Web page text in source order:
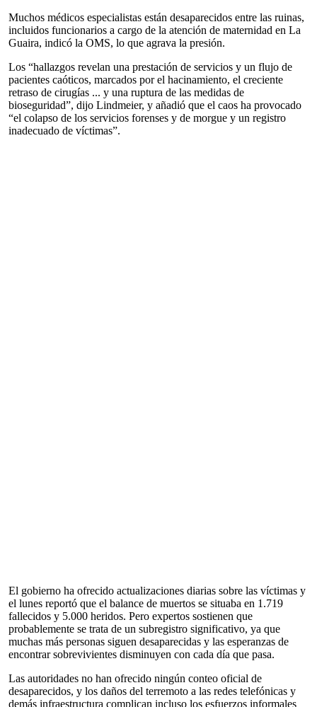
Muchos médicos especialistas están desaparecidos entre las ruinas,
incluidos funcionarios a cargo de la atención de maternidad en La
Guaira, indicó la OMS, lo que agrava la presión.
Los “hallazgos revelan una prestación de servicios y un flujo de
pacientes caóticos, marcados por el hacinamiento, el creciente
retraso de cirugías ... y una ruptura de las medidas de
bioseguridad”, dijo Lindmeier, y añadió que el caos ha provocado
“el colapso de los servicios forenses y de morgue y un registro
inadecuado de víctimas”.
El gobierno ha ofrecido actualizaciones diarias sobre las víctimas y
el lunes reportó que el balance de muertos se situaba en 1.719
fallecidos y 5.000 heridos. Pero expertos sostienen que
probablemente se trata de un subregistro significativo, ya que
muchas más personas siguen desaparecidas y las esperanzas de
encontrar sobrevivientes disminuyen con cada día que pasa.
Las autoridades no han ofrecido ningún conteo oficial de
desaparecidos, y los daños del terremoto a las redes telefónicas y
demás infraestructura complican incluso los esfuerzos informales